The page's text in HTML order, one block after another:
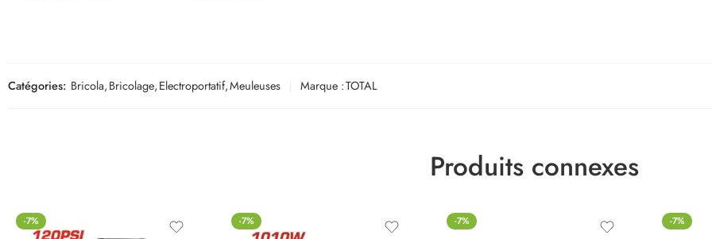
Catégories: Bricola,Bricolage,Electroportatif,Meuleuses Marque :TOTAL
Produits connexes
-7% -7% -7% -7%